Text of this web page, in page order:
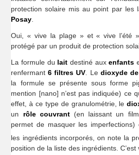
protection solaire mis au point par les
Posay
Oui, « vive la plage » et « vive l’été
protégé par un produit de protection
La formule du lait destiné auxenfants
renfermant6 filtres UV . Le dioxyde
la formule se présente sous forme
mention [nano] n’est pas indiquée) ce
effet, à ce type de granulométrie, le
un rôle couvrant(en laissant un
permet de masquer les imperfections)
les ingrédients incorporés, on note la
position de la liste des ingrédients.